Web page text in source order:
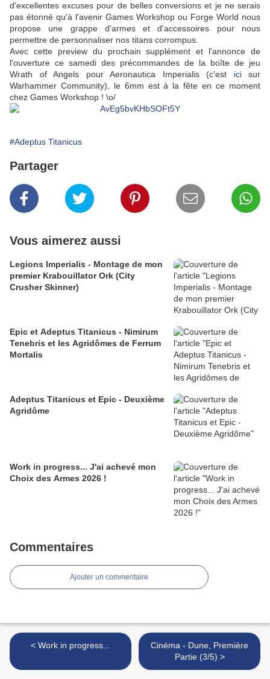
d'excellentes excuses pour de belles conversions et je ne serais
pas étonné qu'à l'avenir Games Workshop ou Forge World nous
propose une grappe d'armes et d'accessoires pour nous
permettre de personnaliser nos titans corrompus.
Avec cette preview du prochain supplément et l'annonce de
l'ouverture ce samedi des précommandes de la boîte de jeu
Wrath of Angels pour Aeronautica Imperialis (c'est icisur
Warhammer Community), le 6mm est à la fête en ce moment
chez Games Workshop ! \o/
#Adeptus Titanicus
Partager
Vous aimerez aussi
Legions Imperialis - Montage de mon
premier Krabouillator Ork (City
Crusher Skinner)
Epic et Adeptus Titanicus - Nimirum
Tenebris et les Agridômes de Ferrum
Mortalis
Adeptus Titanicus et Epic - Deuxième
Agridôme
Work in progress... J'ai achevé mon
Choix des Armes 2026 !
Commentaires
Ajouter un commentaire
< Work in progress...
Cinéma - Dune, Première
Partie (3/5) >